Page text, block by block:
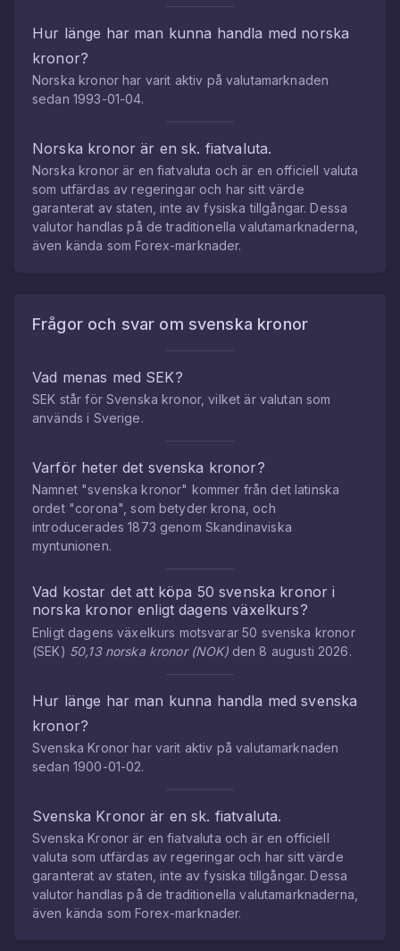
Hur länge har man kunna handla med norska
kronor?
Norska kronorhar varit aktiv på valutamarknaden
sedan 1993-01-04.
Norska kronorär en sk. fiatvaluta.
Norska kronorär en fiatvaluta och är en officiell valuta
som utfärdas av regeringar och har sitt värde
garanterat av staten, inte av fysiska tillgångar. Dessa
valutor handlas på de traditionella valutamarknaderna,
även kända som Forex-marknader.
Frågor och svar om svenska kronor
Vad menas med SEK?
SEK står för Svenska kronor, vilket är valutan som
används i Sverige.
Varför heter det svenska kronor?
Namnet "svenska kronor" kommer från det latinska
ordet "corona", som betyder krona, och
introducerades 1873 genom Skandinaviska
myntunionen.
Vad kostar det att köpa 50svenska kronor i
norska kronorenligt dagens växelkurs?
Enligt dagens växelkurs motsvarar50 svenska kronor
(SEK) 50,13 norska kronor(NOK)den 8 augusti 2026.
Hur länge har man kunna handla medsvenska
kronor?
Svenska Kronor har varit aktiv på valutamarknaden
sedan 1900-01-02.
Svenska Kronor är en sk. fiatvaluta.
Svenska Kronor är en fiatvaluta och är en officiell
valuta som utfärdas av regeringar och har sitt värde
garanterat av staten, inte av fysiska tillgångar. Dessa
valutor handlas på de traditionella valutamarknaderna,
även kända som Forex-marknader.